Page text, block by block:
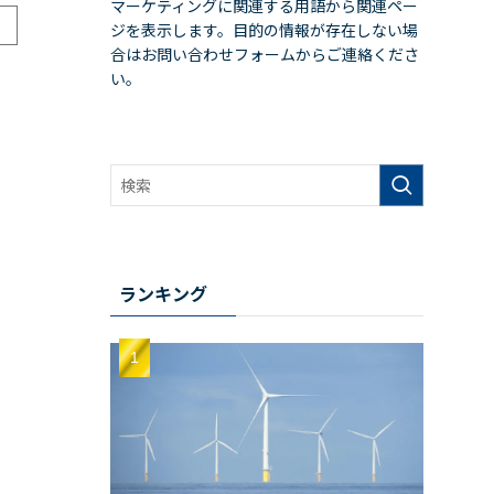
マーケティングに関連する用語から関連ペー
ジを表示します。目的の情報が存在しない場
合はお問い合わせフォームからご連絡くださ
い。
ランキング